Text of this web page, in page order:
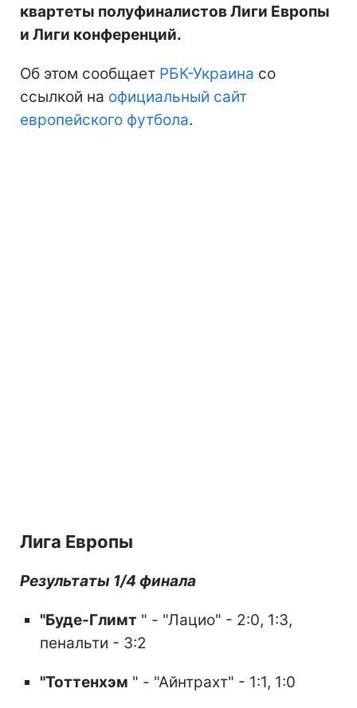
квартеты полуфиналистов Лиги Европы
и Лиги конференций.
Об этом сообщает РБК-Украина со
ссылкой на официальный сайт
европейского футбола.
Лига Европы
Результаты 1/4 финала
"Буде-Глимт " - "Лацио" - 2:0, 1:3,
пенальти - 3:2
"Тоттенхэм " - "Айнтрахт" - 1:1, 1:0